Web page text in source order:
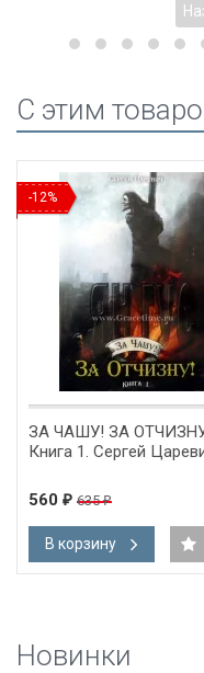
C этим
-12%
ЗА ЧАШУ! ЗА
Книга 1. Сергей
560 ₽ 635₽
В корзину
Новинки